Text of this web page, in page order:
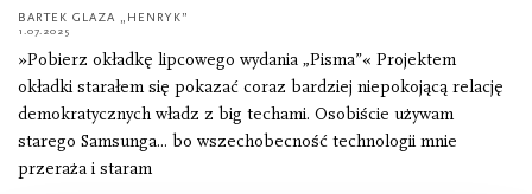
BARTEK GLAZA „HENRYK”
1.07.2025
»Pobierz okładkę lipcowego wydania „Pisma”« Projektem
okładki starałem się pokazać coraz bardziej niepokojącą relację
demokratycznych władz z big techami. Osobiście używam
starego Samsunga... bo wszechobecność technologii mnie
przeraża i staram